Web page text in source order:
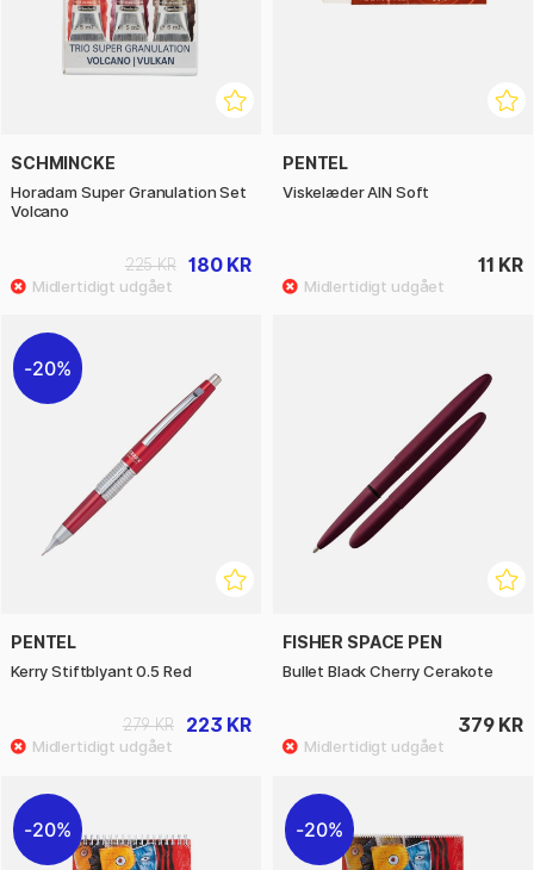
SCHMINCKE
Horadam Super Granulation Set
Volcano
180 KR
225 KR
PENTEL
Viskelæder AIN Soft
11 KR
20%
PENTEL
Kerry Stiftblyant 0.5 Red
223 KR
279 KR
FISHER SPACE PEN
Bullet Black Cherry Cerakote
379 KR
20% 20%